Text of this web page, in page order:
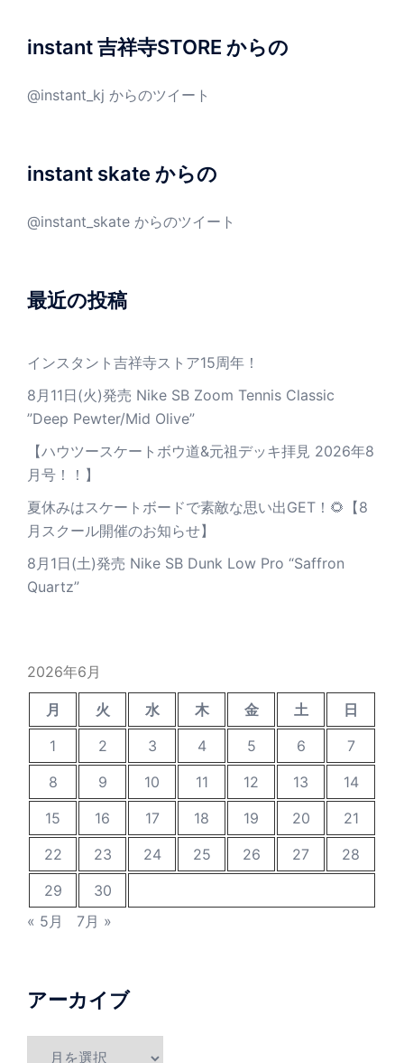
instant 吉祥寺STORE からの
@instant_kj からのツイート
instant skate からの
@instant_skate からのツイート
最近の投稿
インスタント吉祥寺ストア15周年！
8月11日(火)発売 Nike SB Zoom Tennis Classic
”Deep Pewter/Mid Olive”
【ハウツースケートボウ道&元祖デッキ拝見 2026年8
月号！！】
夏休みはスケートボードで素敵な思い出GET！🌻【8
月スクール開催のお知らせ】
8月1日(土)発売 Nike SB Dunk Low Pro “Saffron
Quartz”
2026年6月
月 火 水 木 金 土
日
1
2 3 4 5 6
7
8
9 10 11 12 13
14
15
16 17 18 19 20
21
22
23 24 25 26 27
28
29
30
« 5月
7月 »
アーカイブ